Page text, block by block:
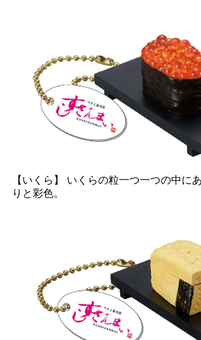
【いくら】 いくらの粒一つ一つの中に
りと彩色。